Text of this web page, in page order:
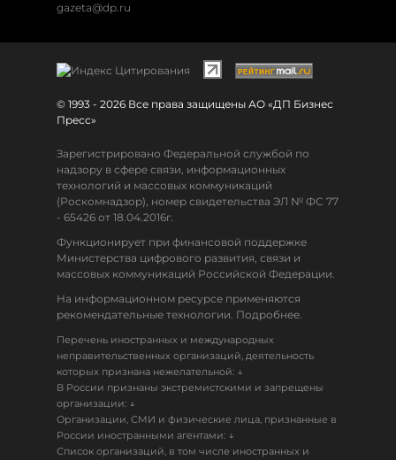
gazeta@dp.ru
© 1993 - 2026 Все права защищены АО «ДП Бизнес
Пресс»
Зарегистрировано Федеральной службой по
надзору в сфере связи, информационных
технологий и массовых коммуникаций
(Роскомнадзор), номер свидетельства ЭЛ № ФС 77
- 65426 от 18.04.2016г.
Функционирует при финансовой поддержке
Министерства цифрового развития, связи и
массовых коммуникаций Российской Федерации.
На информационном ресурсе применяются
рекомендательные технологии. Подробнее.
Перечень иностранных и международных
неправительственных организаций, деятельность
которых признана нежелательной: ↓
В России признаны экстремистскими и запрещены
организации: ↓
Организации, СМИ и физические лица, признанные в
России иностранными агентами: ↓
Список организаций, в том числе иностранных и